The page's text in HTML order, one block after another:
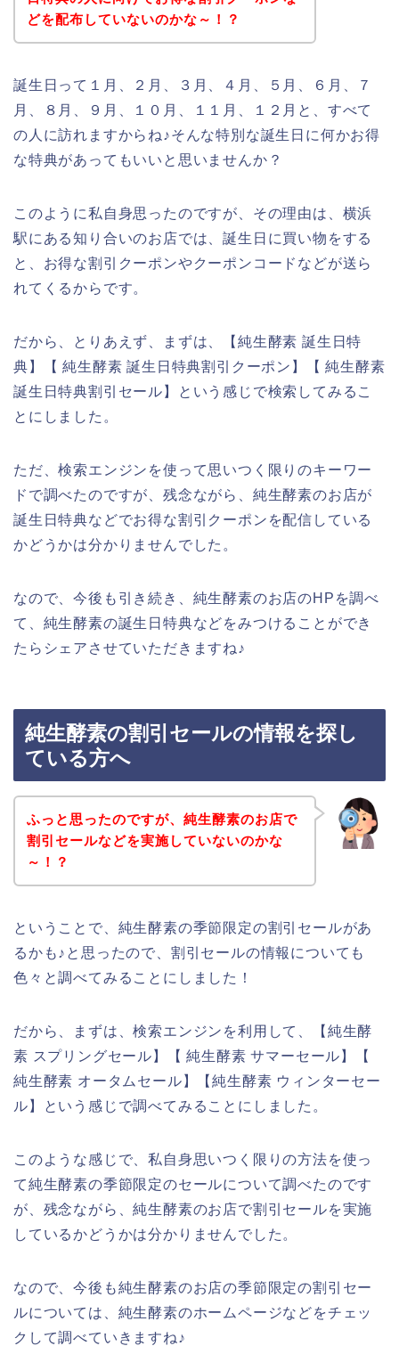
どを配布していないのかな～！？
誕生日って１月、２月、３月、４月、５月、６月、７
月、８月、９月、１０月、１１月、１２月と、すべて
の人に訪れますからね♪そんな特別な誕生日に何かお得
な特典があってもいいと思いませんか？
このように私自身思ったのですが、その理由は、横浜
駅にある知り合いのお店では、誕生日に買い物をする
と、お得な割引クーポンやクーポンコードなどが送ら
れてくるからです。
だから、とりあえず、まずは、【純生酵素 誕生日特
典】【 純生酵素 誕生日特典割引クーポン】【 純生酵素
誕生日特典割引セール】という感じで検索してみるこ
とにしました。
ただ、検索エンジンを使って思いつく限りのキーワー
ドで調べたのですが、残念ながら、純生酵素のお店が
誕生日特典などでお得な割引クーポンを配信している
かどうかは分かりませんでした。
なので、今後も引き続き、純生酵素のお店のHPを調べ
て、純生酵素の誕生日特典などをみつけることができ
たらシェアさせていただきますね♪
純生酵素の割引セールの情報を探し
ている方へ
ふっと思ったのですが、純生酵素のお店で
割引セールなどを実施していないのかな
～！？
ということで、純生酵素の季節限定の割引セールがあ
るかも♪と思ったので、割引セールの情報についても
色々と調べてみることにしました！
だから、まずは、検索エンジンを利用して、【純生酵
素 スプリングセール】【 純生酵素 サマーセール】【
純生酵素 オータムセール】【純生酵素 ウィンターセー
ル】という感じで調べてみることにしました。
このような感じで、私自身思いつく限りの方法を使っ
て純生酵素の季節限定のセールについて調べたのです
が、残念ながら、純生酵素のお店で割引セールを実施
しているかどうかは分かりませんでした。
なので、今後も純生酵素のお店の季節限定の割引セー
ルについては、純生酵素のホームページなどをチェッ
クして調べていきますね♪